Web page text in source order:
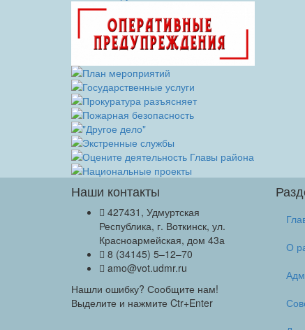
Наши контакты
427431, Удмуртская
Республика, г. Воткинск, ул.
Красноармейская, дом 43а
8 (34145) 5–12–70
amo@vot.udmr.ru
Нашли ошибку? Сообщите нам!
Выделите и нажмите Ctr+Enter
О